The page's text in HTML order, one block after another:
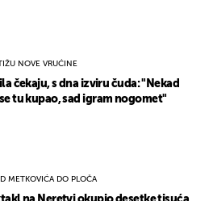
NOVE VRUĆINE
čekaju, s dna izviru čuda: "Nekad
tu kupao, sad igram nogomet"
METKOVIĆA DO PLOČA
NOTIFIKACIJE